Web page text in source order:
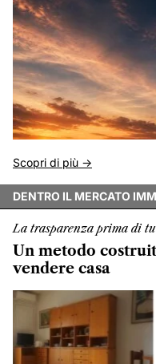
Scopri di più ->
DENTRO IL MERCATO
La trasparenza prima di
Un metodo
vendere casa